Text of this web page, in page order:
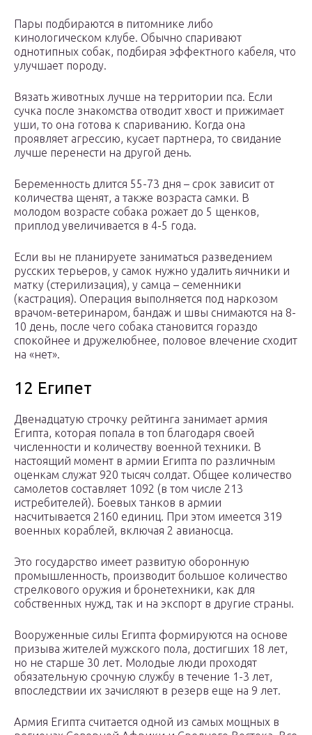
Пары подбираются в питомнике либо
кинологическом клубе. Обычно спаривают
однотипных собак, подбирая эффектного кабеля, что
улучшает породу.
Вязать животных лучше на территории пса. Если
сучка после знакомства отводит хвост и прижимает
уши, то она готова к спариванию. Когда она
проявляет агрессию, кусает партнера, то свидание
лучше перенести на другой день.
Беременность длится 55-73 дня – срок зависит от
количества щенят, а также возраста самки. В
молодом возрасте собака рожает до 5 щенков,
приплод увеличивается в 4-5 года.
Если вы не планируете заниматься разведением
русских терьеров, у самок нужно удалить яичники и
матку (стерилизация), у самца – семенники
(кастрация). Операция выполняется под наркозом
врачом-ветеринаром, бандаж и швы снимаются на 8-
10 день, после чего собака становится гораздо
спокойнее и дружелюбнее, половое влечение сходит
на «нет».
12 Египет
Двенадцатую строчку рейтинга занимает армия
Египта, которая попала в топ благодаря своей
численности и количеству военной техники. В
настоящий момент в армии Египта по различным
оценкам служат 920 тысяч солдат. Общее количество
самолетов составляет 1092 (в том числе 213
истребителей). Боевых танков в армии
насчитывается 2160 единиц. При этом имеется 319
военных кораблей, включая 2 авианосца.
Это государство имеет развитую оборонную
промышленность, производит большое количество
стрелкового оружия и бронетехники, как для
собственных нужд, так и на экспорт в другие страны.
Вооруженные силы Египта формируются на основе
призыва жителей мужского пола, достигших 18 лет,
но не старше 30 лет. Молодые люди проходят
обязательную срочную службу в течение 1-3 лет,
впоследствии их зачисляют в резерв еще на 9 лет.
Армия Египта считается одной из самых мощных в